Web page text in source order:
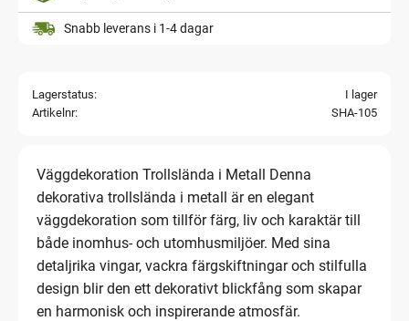
Snabb leverans i 1-4 dagar
Lagerstatus
I lager
Artikelnr
SHA-105
Väggdekoration Trollslända i Metall Denna
dekorativa trollslända i metall är en elegant
väggdekoration som tillför färg, liv och karaktär till
både inomhus- och utomhusmiljöer. Med sina
detaljrika vingar, vackra färgskiftningar och stilfulla
design blir den ett dekorativt blickfång som skapar
en harmonisk och inspirerande atmosfär.